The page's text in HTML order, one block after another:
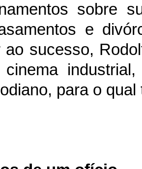
sobre
e
ao sucesso,
para o